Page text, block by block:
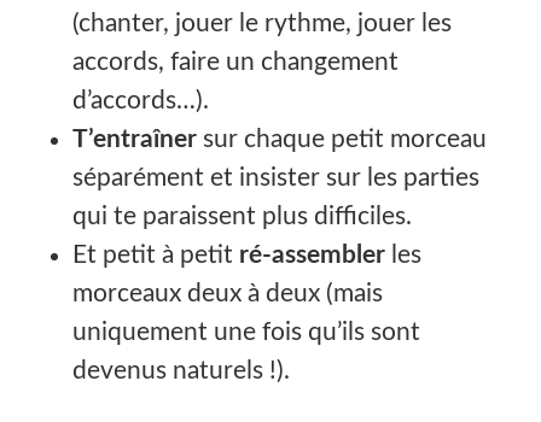
(chanter, jouer le rythme, jouer les
accords, faire un changement
d’accords…).
T’entraîner sur chaque petit morceau
séparément et insister sur les parties
qui te paraissent plus difficiles.
Et petit à petit ré-assembler les
morceaux deux à deux (mais
uniquement une fois qu’ils sont
devenus naturels !).